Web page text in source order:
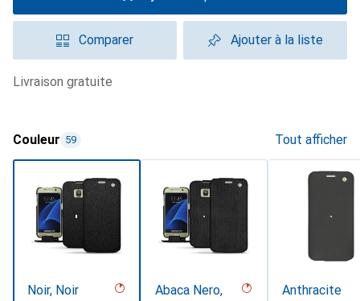
Comparer Ajouter à la liste
livraison gratuite
Couleur 59 Tout afficher
Noir, Noir
Abaca Nero,
Anthracite